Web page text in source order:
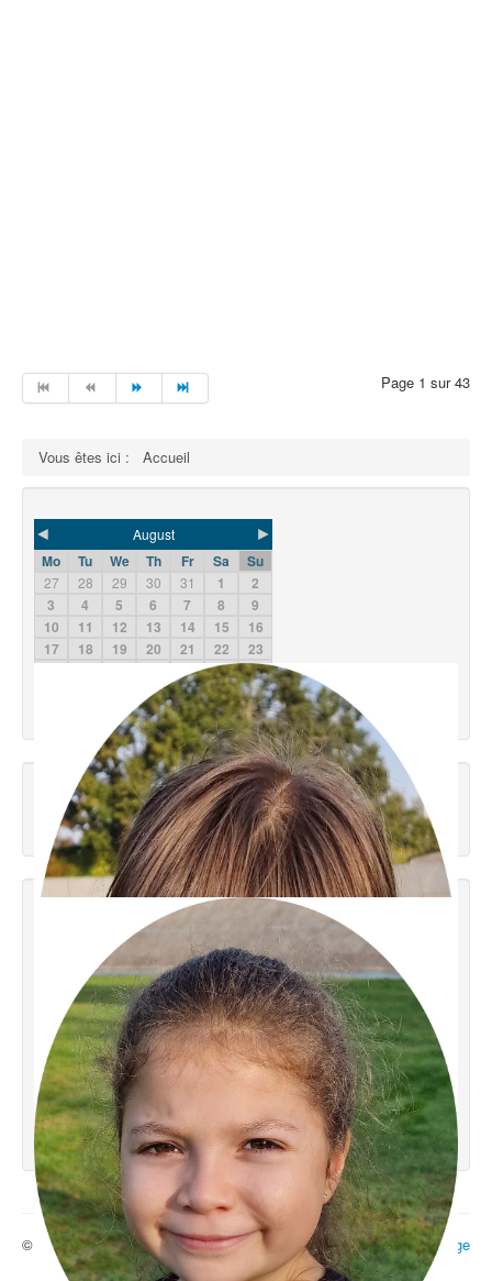
Page 1 sur 43
Vous êtes ici : Accueil
◄ August ►
Mo Tu We Th Fr Sa Su
27 28 29 30 31 1
2
3
4 5 6 7 8
9
10
11 12 13 14 15
16
17
18 19 20 21 22
23
28 29
30
3 4 5
6
2026 2027
Météo Concarneau
Haut de page
© 2026 Ecole 29